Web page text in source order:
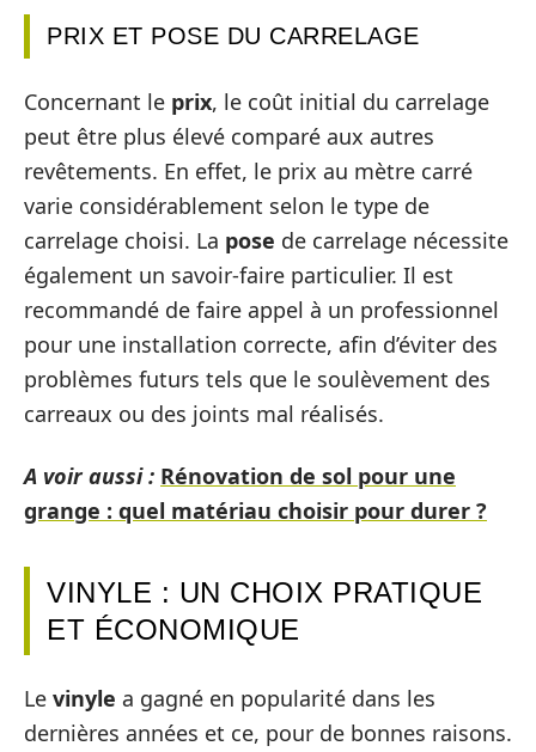
PRIX ET POSE DU CARRELAGE
Concernant le prix, le coût initial du carrelage
peut être plus élevé comparé aux autres
revêtements. En effet, le prix au mètre carré
varie considérablement selon le type de
carrelage choisi. La pose de carrelage nécessite
également un savoir-faire particulier. Il est
recommandé de faire appel à un professionnel
pour une installation correcte, afin d’éviter des
problèmes futurs tels que le soulèvement des
carreaux ou des joints mal réalisés.
A voir aussi : Rénovation de sol pour une
grange : quel matériau choisir pour durer ?
VINYLE : UN CHOIX PRATIQUE
ET ÉCONOMIQUE
Le vinyle a gagné en popularité dans les
dernières années et ce, pour de bonnes raisons.